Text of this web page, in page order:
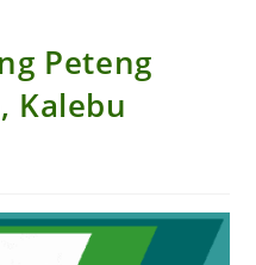
Peteng
Kalebu